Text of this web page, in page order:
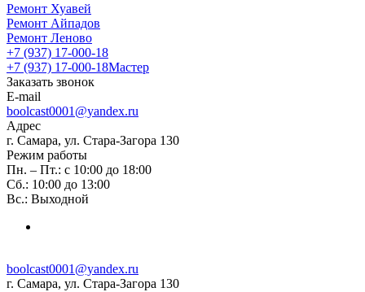
Ремонт Хуавей
Ремонт Айпадов
Ремонт Леново
+7 (937) 17-000-18
+7 (937) 17-000-18Мастер
Заказать звонок
E-mail
boolcast0001@yandex.ru
Адрес
г. Самара, ул. Стара-Загора 130
Режим работы
Пн. – Пт.: с 10:00 до 18:00
Сб.: 10:00 до 13:00
Вс.: Выходной
boolcast0001@yandex.ru
г. Самара, ул. Стара-Загора 130